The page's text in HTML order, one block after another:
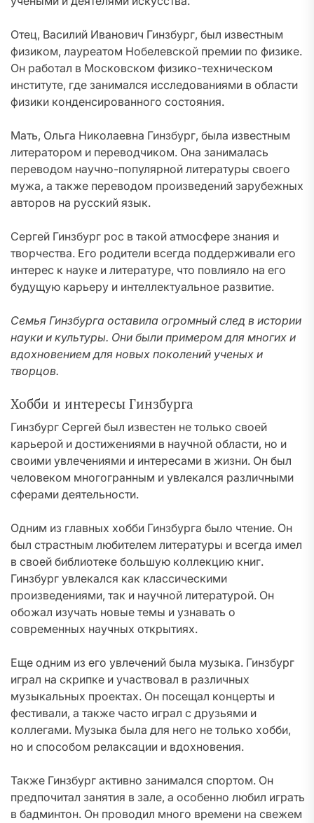
Отец, Василий Иванович Гинзбург, был известным
физиком, лауреатом Нобелевской премии по физике.
Он работал в Московском физико-техническом
институте, где занимался исследованиями в области
физики конденсированного состояния.
Мать, Ольга Николаевна Гинзбург, была известным
литератором и переводчиком. Она занималась
переводом научно-популярной литературы своего
мужа, а также переводом произведений зарубежных
авторов на русский язык.
Сергей Гинзбург рос в такой атмосфере знания и
творчества. Его родители всегда поддерживали его
интерес к науке и литературе, что повлияло на его
будущую карьеру и интеллектуальное развитие.
Семья Гинзбурга оставила огромный след в истории
науки и культуры. Они были примером для многих и
вдохновением для новых поколений ученых и
творцов.
Хобби и интересы Гинзбурга
Гинзбург Сергей был известен не только своей
карьерой и достижениями в научной области, но и
своими увлечениями и интересами в жизни. Он был
человеком многогранным и увлекался различными
сферами деятельности.
Одним из главных хобби Гинзбурга было чтение. Он
был страстным любителем литературы и всегда имел
в своей библиотеке большую коллекцию книг.
Гинзбург увлекался как классическими
произведениями, так и научной литературой. Он
обожал изучать новые темы и узнавать о
современных научных открытиях.
Еще одним из его увлечений была музыка. Гинзбург
играл на скрипке и участвовал в различных
музыкальных проектах. Он посещал концерты и
фестивали, а также часто играл с друзьями и
коллегами. Музыка была для него не только хобби,
но и способом релаксации и вдохновения.
Также Гинзбург активно занимался спортом. Он
предпочитал занятия в зале, а особенно любил играть
в бадминтон. Он проводил много времени на свежем